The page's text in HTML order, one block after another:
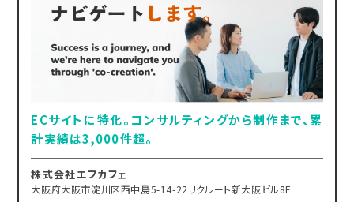
ECサイトに特化。コンサルティングから制作まで、累
計実績は3,000件超。
株式会社エフカフェ
大阪府大阪市淀川区西中島5-14-22リクルート新大阪ビル8F